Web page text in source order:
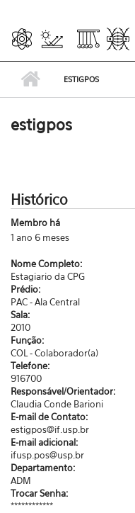
ESTIGPOS
estigpos
Histórico
Membro há
1 ano 6 meses
Nome Completo:
Estagiario da CPG
Prédio:
PAC - Ala Central
Sala:
2010
Função:
COL - Colaborador(a)
Telefone:
916700
Responsável/Orientador:
Claudia Conde Barioni
E-mail de Contato:
estigpos@if.usp.br
E-mail adicional:
ifusp.pos@usp.br
Departamento:
ADM
Trocar Senha:
************